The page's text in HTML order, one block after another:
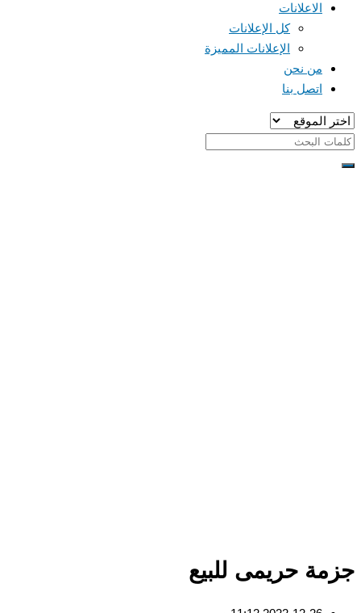
الاعلانات
كل الإعلانات
الإعلانات المميزة
من نحن
اتصل بنا
حريمى للبيع